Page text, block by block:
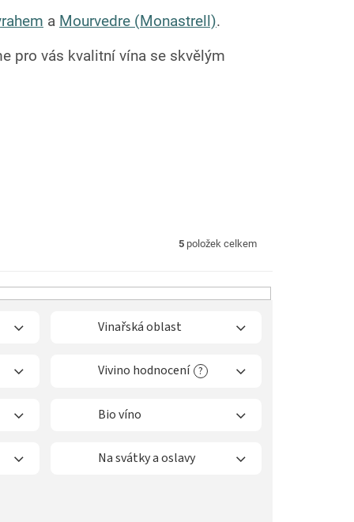
a Mourvedre (Monastrell).
pro vás kvalitní vína se skvělým
5 položek celkem
Vinařská oblast
Vivino hodnocení ?
Bio víno
Na svátky a oslavy